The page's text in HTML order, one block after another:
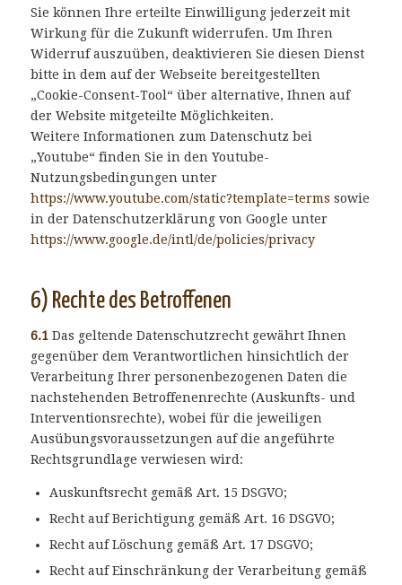
Sie können Ihre erteilte Einwilligung jederzeit mit
Wirkung für die Zukunft widerrufen. Um Ihren
Widerruf auszuüben, deaktivieren Sie diesen Dienst
bitte in dem auf der Webseite bereitgestellten
„Cookie-Consent-Tool“ über alternative, Ihnen auf
der Website mitgeteilte Möglichkeiten.
Weitere Informationen zum Datenschutz bei
„Youtube“ finden Sie in den Youtube-
Nutzungsbedingungen unter
https://www.youtube.com/static?template=terms sowie
in der Datenschutzerklärung von Google unter
https://www.google.de/intl/de/policies/privacy
6) Rechte des Betroffenen
6.1Das geltende Datenschutzrecht gewährt Ihnen
gegenüber dem Verantwortlichen hinsichtlich der
Verarbeitung Ihrer personenbezogenen Daten die
nachstehenden Betroffenenrechte (Auskunfts- und
Interventionsrechte), wobei für die jeweiligen
Ausübungsvoraussetzungen auf die angeführte
Rechtsgrundlage verwiesen wird:
Auskunftsrecht gemäß Art. 15 DSGVO;
Recht auf Berichtigung gemäß Art. 16 DSGVO;
Recht auf Löschung gemäß Art. 17 DSGVO;
Recht auf Einschränkung der Verarbeitung gemäß